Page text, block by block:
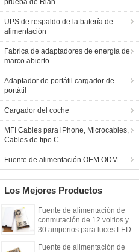
prueba de Rian
UPS de respaldo de la batería de
alimentación
Fabrica de adaptadores de energía de
marco abierto
Adaptador de portátil cargador de
portátil
Cargador del coche
MFI Cables para iPhone, Microcables,
Cables de tipo C
Fuente de alimentación OEM.ODM
Los Mejores Productos
Fuente de alimentación de
conmutación de 12 voltios y
30 amperios para luces LED
Fuente de alimentación de